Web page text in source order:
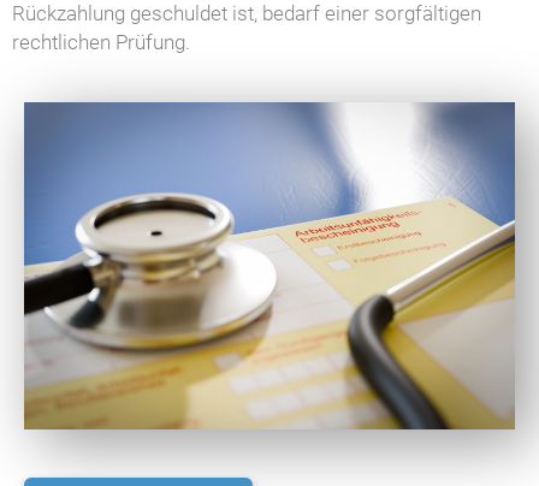
Rückzahlung geschuldet ist, bedarf einer sorgfältigen
rechtlichen Prüfung.